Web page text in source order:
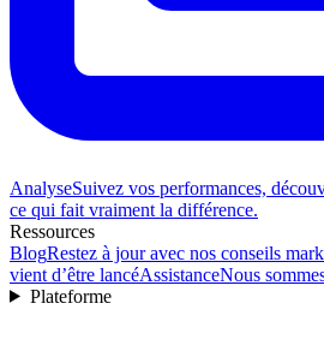
AnalyseSuivez vos performances,
ce qui fait vraiment la différence.
Ressources
BlogRestez à jour avec nos conseils
vient d’être lancéAssistanceNous
Plateforme